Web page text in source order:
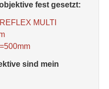
fest gesetzt:
MULTI
sind mein